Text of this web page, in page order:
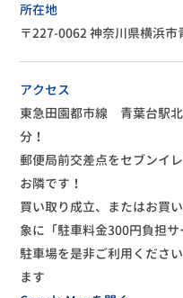
所在地
〒227-0062 神奈川県横浜
アクセス
東急田園都市線 青葉台駅
分！
郵便局前交差点をセブンイ
お隣です！
買い取り成立、またはお買
象に「駐車料金300円負担
駐車場を是非ご利用くださ
ます